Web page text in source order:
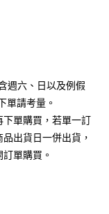
使用無須另外申請。
跳轉到大哥付的交易
止日，確認付款後即完
確認頁面所載為準。
過，訂單將自動取
方式。 讓您購物簡單
週六、日以及例假
單請考量。
單購買，若單一訂
出貨日一併出貨，
單購買。